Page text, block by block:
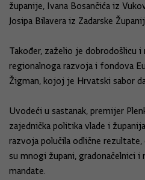
županije, Ivana Bosančića iz
Josipa Bilavera iz Zadarske
Također, zaželio je dobrodošlicu
regionalnoga razvoja i fondova
Žigman, kojoj je Hrvatski sabor
Uvodeći u sastanak, premijer
zajednička politika vlade i
razvoja polučila odlične
su mnogi župani, gradonačelnici
mandate.